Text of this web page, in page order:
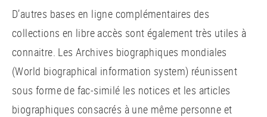
D’autres bases en ligne complémentaires des
collections en libre accès sont également très utiles à
connaitre. Les Archives biographiques mondiales
(World biographical information system) réunissent
sous forme de fac-similé les notices et les articles
biographiques consacrés à une même personne et